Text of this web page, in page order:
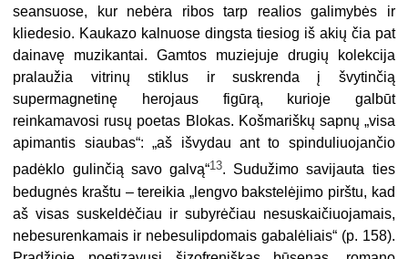
seansuose, kur nebėra ribos tarp realios galimybės ir
kliedesio. Kaukazo kalnuose dingsta tiesiog iš akių čia pat
dainavę muzikantai. Gamtos muziejuje drugių kolekcija
pralaužia vitrinų stiklus ir suskrenda į švytinčią
supermagnetinę herojaus figūrą, kurioje galbūt
reinkamavosi rusų poetas Blokas. Košmariškų sapnų „visa
apimantis siaubas“: „aš išvydau ant to spinduliuojančio
padėklo gulinčią savo galvą“13. Sudužimo savijauta ties
bedugnės kraštu – tereikia „lengvo bakstelėjimo pirštu, kad
aš visas suskeldėčiau ir subyrėčiau nesuskaičiuojamais,
nebesurenkamais ir nebesulipdomais gabalėliais“ (p. 158).